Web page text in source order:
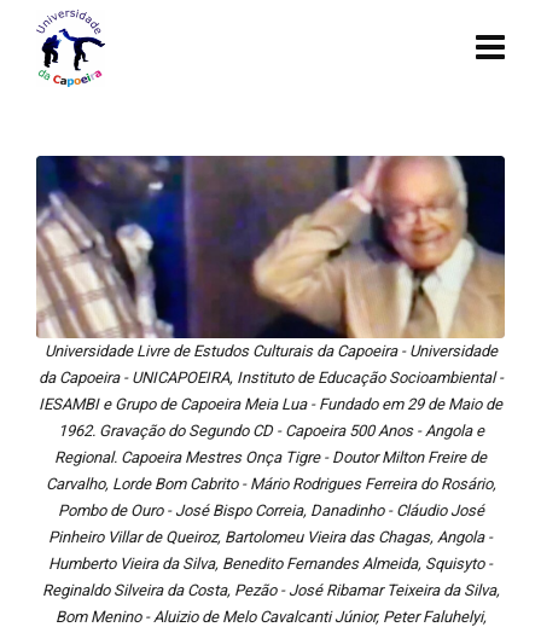
Universidade Livre de Estudos Culturais da Capoeira - Universidade
da Capoeira - UNICAPOEIRA, Instituto de Educação Socioambiental -
IESAMBI e Grupo de Capoeira Meia Lua - Fundado em 29 de Maio de
1962. Gravação do Segundo CD - Capoeira 500 Anos - Angola e
Regional. Capoeira Mestres Onça Tigre - Doutor Milton Freire de
Carvalho, Lorde Bom Cabrito - Mário Rodrigues Ferreira do Rosário,
Pombo de Ouro - José Bispo Correia, Danadinho - Cláudio José
Pinheiro Villar de Queiroz, Bartolomeu Vieira das Chagas, Angola -
Humberto Vieira da Silva, Benedito Fernandes Almeida, Squisyto -
Reginaldo Silveira da Costa, Pezão - José Ribamar Teixeira da Silva,
Bom Menino - Aluizio de Melo Cavalcanti Júnior, Peter Faluhelyi,